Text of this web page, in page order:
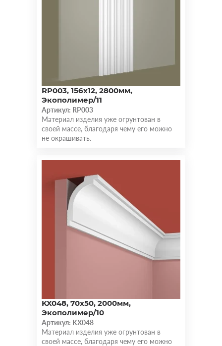
RP003, 156х12, 2800мм,
Экополимер/11
Артикул: RP003
Материал изделия уже огрунтован в
своей массе, благодаря чему его можно
не окрашивать.
KX048, 70х50, 2000мм,
Экополимер/10
Артикул: KX048
Материал изделия уже огрунтован в
своей массе, благодаря чему его можно